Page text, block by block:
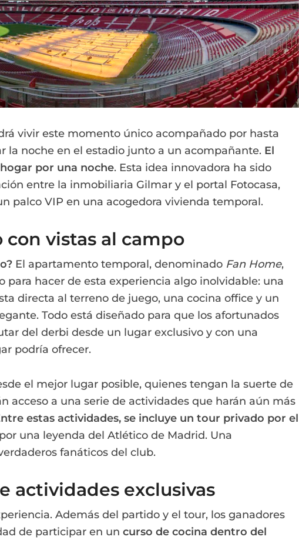
vivir este momento único acompañado por hasta
la noche en el estadio junto a un acompañante. El
por una noche. Esta idea innovadora ha sido
entre la inmobiliaria Gilmar y el portal Fotocasa,
palco VIP en una acogedora vivienda temporal.
vistas al campo
El apartamento temporal, denominado Fan Home,
para hacer de esta experiencia algo inolvidable: una
directa al terreno de juego, una cocina office y un
Todo está diseñado para que los afortunados
del derbi desde un lugar exclusivo y con una
podría ofrecer.
el mejor lugar posible, quienes tengan la suerte de
acceso a una serie de actividades que harán aún más
estas actividades, se incluye un tour privado por el
una leyenda del Atlético de Madrid. Una
fanáticos del club.
actividades exclusivas
Además del partido y el tour, los ganadores
de participar en un curso de cocina dentro del